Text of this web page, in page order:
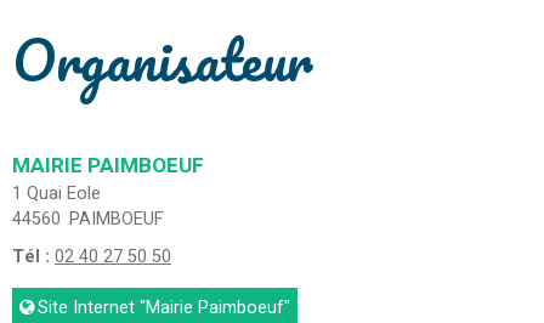
Organisateur
MAIRIE PAIMBOEUF
1 Quai Eole
44560 PAIMBOEUF
Tél : 02 40 27 50 50
Site Internet"Mairie Paimboeuf"